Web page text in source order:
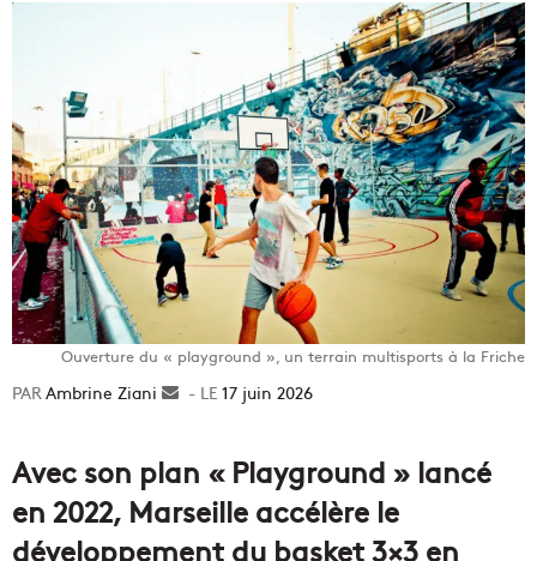
Ouverture du « playground », un terrain multisports à la Friche
Ambrine Ziani
Envoyer17 juin 2026
Avec son plan « Playground » lancé
en 2022, Marseille accélère le
développement du basket 3×3 en